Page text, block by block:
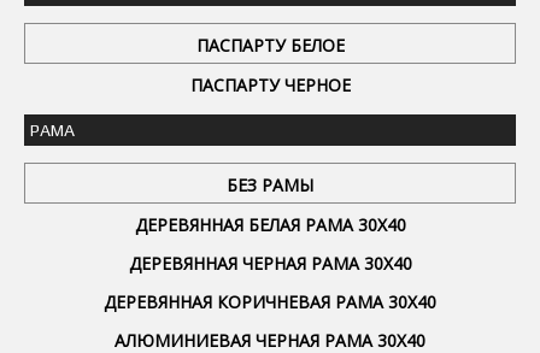
ПАСПАРТУ БЕЛОЕ
ПАСПАРТУ ЧЕРНОЕ
РАМА
БЕЗ РАМЫ
ДЕРЕВЯННАЯ БЕЛАЯ РАМА 30Х40
ДЕРЕВЯННАЯ ЧЕРНАЯ РАМА 30Х40
ДЕРЕВЯННАЯ КОРИЧНЕВАЯ РАМА 30Х40
АЛЮМИНИЕВАЯ ЧЕРНАЯ РАМА 30Х40